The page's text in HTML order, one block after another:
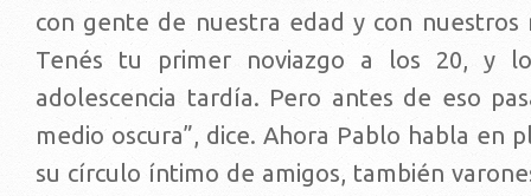
con gente de nuestra edad y con nuestros
Tenés tu primer noviazgo a los 20, y
adolescencia tardía. Pero antes de eso
medio oscura”, dice. Ahora Pablo habla en
su círculo íntimo de amigos, también